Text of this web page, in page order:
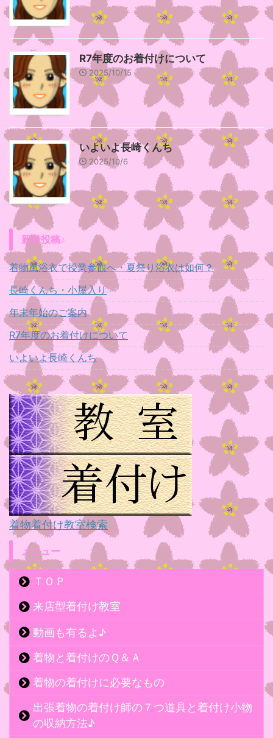
R7年度のお着付けについて
2025/10/15
いよいよ長崎くんち
2025/10/6
新着投稿♪
着物風浴衣で授業参観へ・夏祭り浴衣は如何？
長崎くんち・小屋入り
年末年始のご案内
R7年度のお着付けについて
いよいよ長崎くんち
着物着付け教室検索
メニュー
ＴＯＰ
来店型着付け教室
動画も有るよ♪
着物と着付けのＱ＆Ａ
着物の着付けに必要なもの
出張着物の着付け師の７つ道具と着付け小物
の収納方法♪